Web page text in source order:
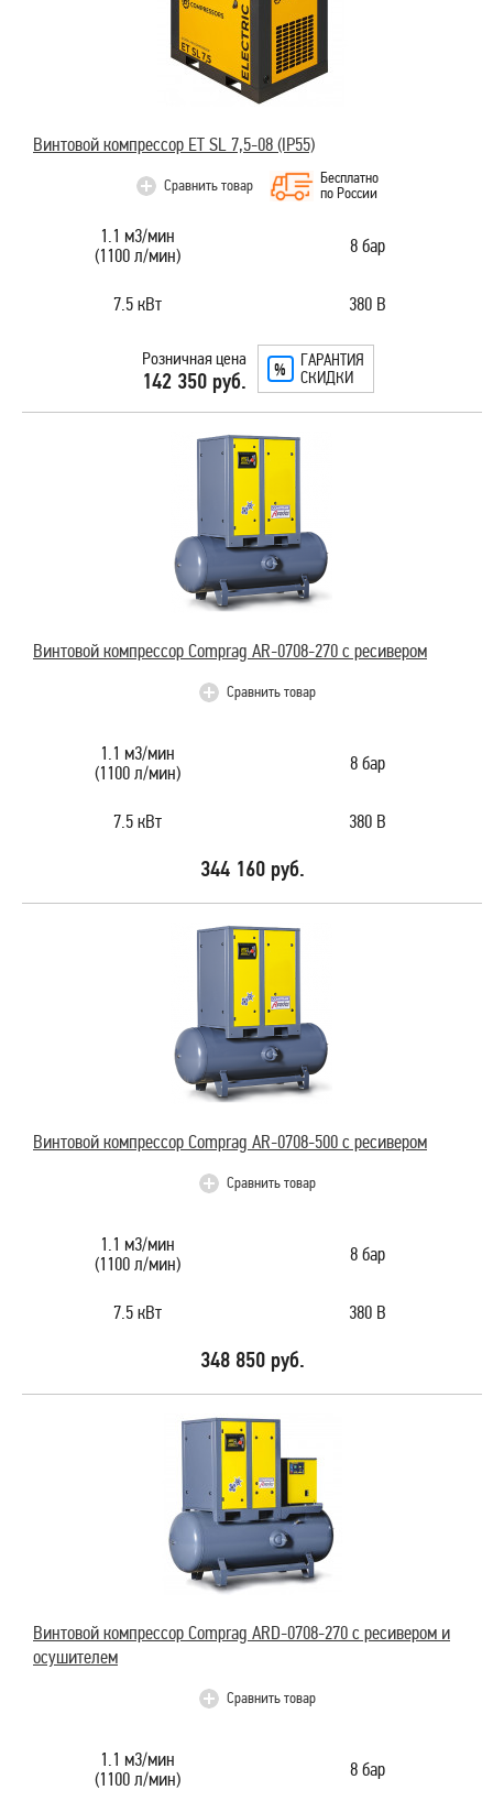
Винтовой компрессор ET SL 7,5-08 (IP55)
Сравнить товар
Бесплатно
по России
1.1 м3/мин
(1100 л/мин)
8 бар
7.5 кВт 380 В
Розничная цена
142 350 руб.
ГАРАНТИЯ
СКИДКИ
Винтовой компрессор Comprag AR-0708-270 с ресивером
Сравнить товар
1.1 м3/мин
(1100 л/мин)
8 бар
7.5 кВт 380 В
344 160 руб.
Винтовой компрессор Comprag AR-0708-500 с ресивером
Сравнить товар
1.1 м3/мин
(1100 л/мин)
8 бар
7.5 кВт 380 В
348 850 руб.
Винтовой компрессор Comprag ARD-0708-270 с ресивером и
осушителем
Сравнить товар
1.1 м3/мин
(1100 л/мин)
8 бар